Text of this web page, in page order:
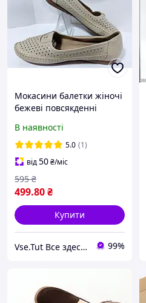
Мокасини балетки жіночі
бежеві повсякденні
В наявності
5.0 (1)
від50₴/міс
499.80₴
595 ₴
Купити
Vse.Tut Все здесь Все тут 99%